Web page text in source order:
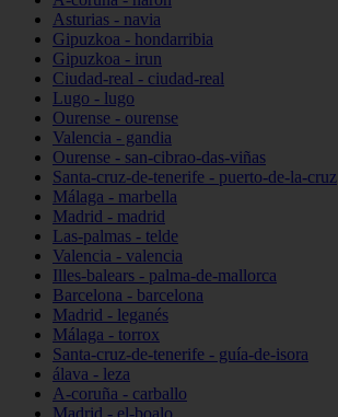
Asturias - navia
Gipuzkoa - hondarribia
Gipuzkoa - irun
Ciudad-real - ciudad-real
Lugo - lugo
Ourense - ourense
Valencia - gandia
Ourense - san-cibrao-das-viñas
Santa-cruz-de-tenerife - puerto-de-la-cruz
Málaga - marbella
Madrid - madrid
Las-palmas - telde
Valencia - valencia
Illes-balears - palma-de-mallorca
Barcelona - barcelona
Madrid - leganés
Málaga - torrox
Santa-cruz-de-tenerife - guía-de-isora
álava - leza
A-coruña - carballo
Madrid - el-boalo